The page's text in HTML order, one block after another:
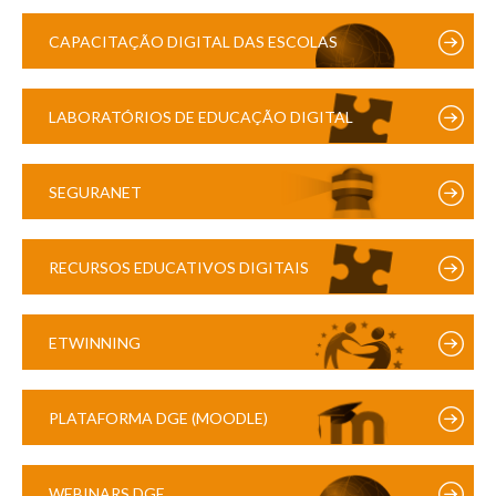
CAPACITAÇÃO DIGITAL DAS ESCOLAS
LABORATÓRIOS DE EDUCAÇÃO DIGITAL
SEGURANET
RECURSOS EDUCATIVOS DIGITAIS
ETWINNING
PLATAFORMA DGE (MOODLE)